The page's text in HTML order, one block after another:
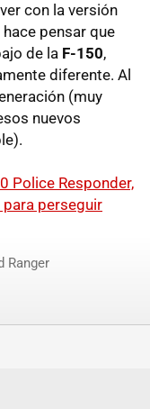
con la versión
pensar que
de la F-150,
diferente. Al
(muy
nuevos
Police Responder,
para perseguir
Ranger